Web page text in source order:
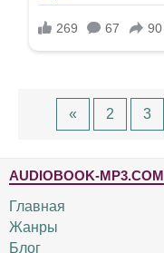
« 2 3
AUDIOBOOK-MP3.COM
Главная
Жанры
Блог